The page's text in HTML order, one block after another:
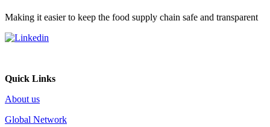
Making it easier to keep the food supply chain safe and transparent
Quick Links
About us
Global Network